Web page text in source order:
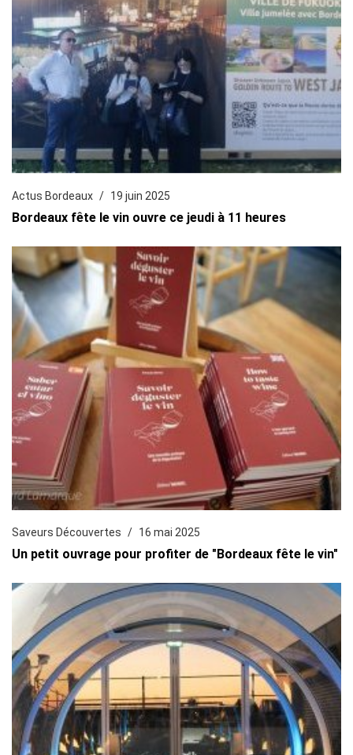
Actus Bordeaux 19 juin 2025
Bordeaux fête le vin ouvre ce jeudi à 11 heures
Saveurs Découvertes 16 mai 2025
Un petit ouvrage pour profiter de "Bordeaux fête le vin"